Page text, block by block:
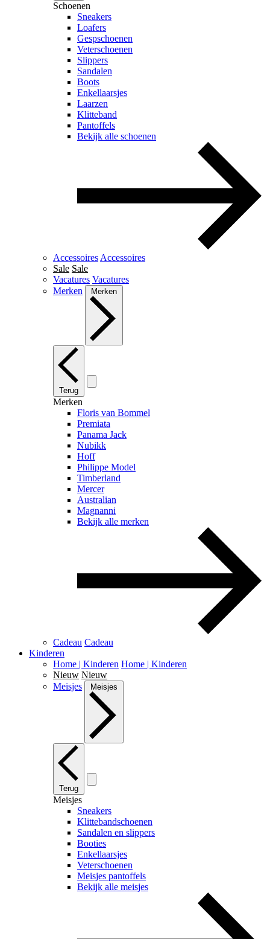
Schoenen
Sneakers
Loafers
Gespschoenen
Veterschoenen
Slippers
Sandalen
Boots
Enkellaarsjes
Laarzen
Klitteband
Pantoffels
Bekijk alle schoenen
Accessoires Accessoires
Sale Sale
Vacatures Vacatures
Merken
Merken
Terug
Merken
Floris van Bommel
Premiata
Panama Jack
Nubikk
Hoff
Philippe Model
Timberland
Mercer
Australian
Magnanni
Bekijk alle merken
Cadeau Cadeau
Kinderen
Home | Kinderen Home | Kinderen
Nieuw Nieuw
Meisjes
Meisjes
Terug
Meisjes
Sneakers
Klittebandschoenen
Sandalen en slippers
Booties
Enkellaarsjes
Veterschoenen
Meisjes pantoffels
Bekijk alle meisjes